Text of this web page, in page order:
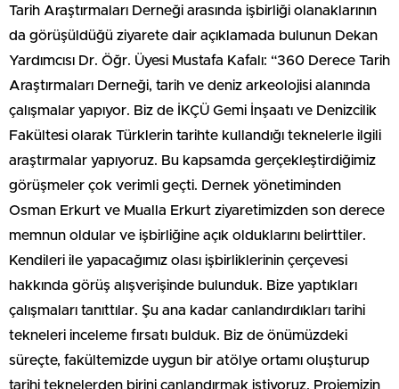
Tarih Araştırmaları Derneği arasında işbirliği olanaklarının
da görüşüldüğü ziyarete dair açıklamada bulunun Dekan
Yardımcısı Dr. Öğr. Üyesi Mustafa Kafalı: “360 Derece Tarih
Araştırmaları Derneği, tarih ve deniz arkeolojisi alanında
çalışmalar yapıyor. Biz de İKÇÜ Gemi İnşaatı ve Denizcilik
Fakültesi olarak Türklerin tarihte kullandığı teknelerle ilgili
araştırmalar yapıyoruz. Bu kapsamda gerçekleştirdiğimiz
görüşmeler çok verimli geçti. Dernek yönetiminden
Osman Erkurt ve Mualla Erkurt ziyaretimizden son derece
memnun oldular ve işbirliğine açık olduklarını belirttiler.
Kendileri ile yapacağımız olası işbirliklerinin çerçevesi
hakkında görüş alışverişinde bulunduk. Bize yaptıkları
çalışmaları tanıttılar. Şu ana kadar canlandırdıkları tarihi
tekneleri inceleme fırsatı bulduk. Biz de önümüzdeki
süreçte, fakültemizde uygun bir atölye ortamı oluşturup
tarihi teknelerden birini canlandırmak istiyoruz. Projemizin